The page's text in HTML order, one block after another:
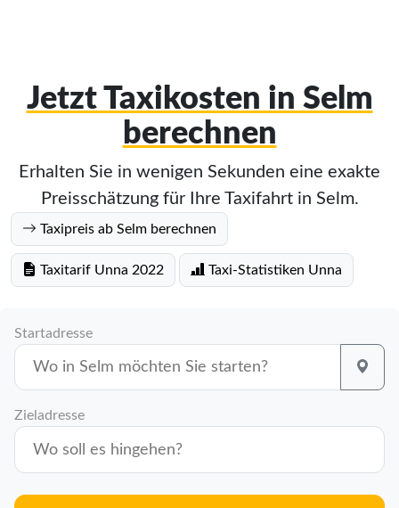
Jetzt Taxikosten in Selm
berechnen
Erhalten Sie in wenigen Sekunden eine exakte
Preisschätzung für Ihre Taxifahrt in Selm.
Taxipreis ab Selm berechnen
Taxitarif Unna 2022 Taxi-Statistiken Unna
Startadresse
Zieladresse